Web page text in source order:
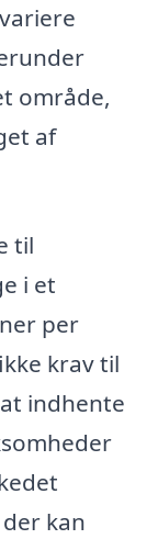
område,
af
til
i et
per
krav til
indhente
kan